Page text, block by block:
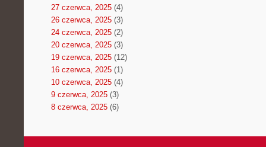
27 czerwca, 2025(4)
26 czerwca, 2025(3)
24 czerwca, 2025(2)
20 czerwca, 2025(3)
19 czerwca, 2025(12)
16 czerwca, 2025(1)
10 czerwca, 2025(4)
9 czerwca, 2025(3)
8 czerwca, 2025(6)